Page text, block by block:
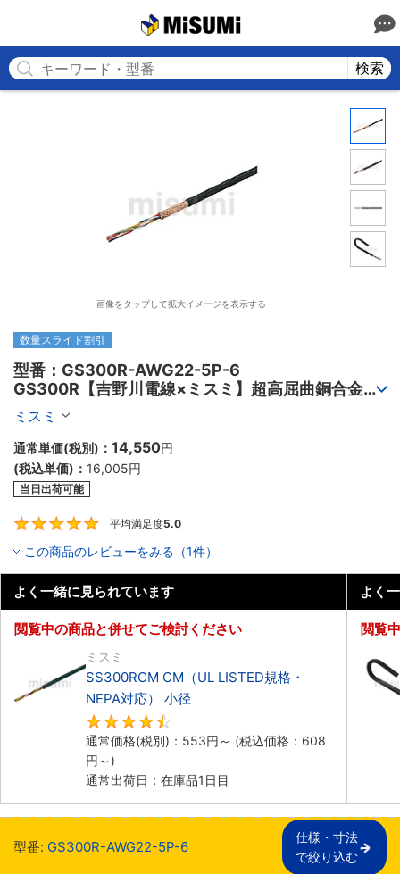
検索
画像をタップして拡大イメージを表示する
数量スライド割引
型番：GS300R-AWG22-5P-6
GS300R【吉野川電線×ミスミ】超高屈曲銅合金ロ
ボットケーブル（シールド無・有）
ミスミ
通常単価(税別)： 14,550円
(税込単価)： 16,005円
当日出荷可能
平均満足度5.0
この商品のレビューをみる（1件）
よく一緒に見られています
閲覧中の商品と併せてご検討ください
ミスミ
SS300RCM CM（UL LISTED規格・
NEPA対応） 小径
通常価格(税別)： 553円 ～ (税込価格： 608
円 ～)
通常出荷日：在庫品1日目
よく
閲覧
型番: GS300R-AWG22-5P-6
仕様・寸法
で絞り込む